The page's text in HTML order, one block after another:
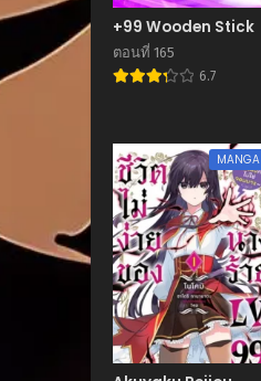
+99 Wooden Stick
ตอนที่ 165
6.7
MANGA